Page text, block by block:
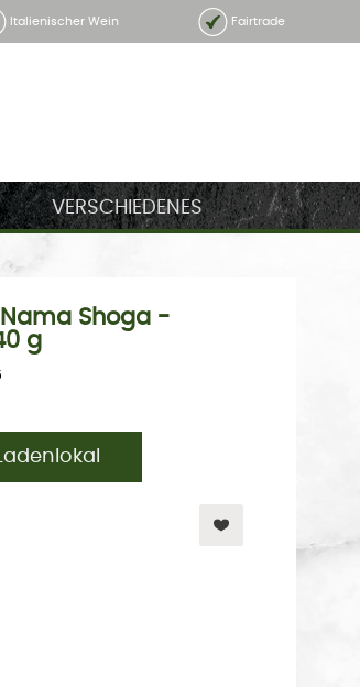
Italienischer Wein Fairtrade
VERSCHIEDENES
Shoga -
g